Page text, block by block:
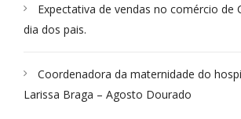
Expectativa de vendas no comércio de
dia dos pais.
Coordenadora da maternidade do
Larissa Braga – Agosto Dourado